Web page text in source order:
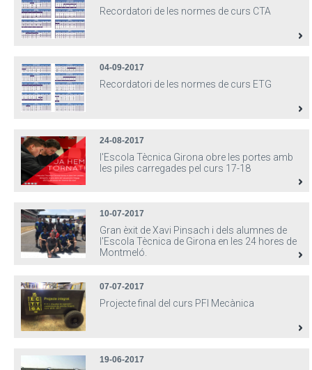
Recordatori de les normes de curs CTA
04-09-2017
Recordatori de les normes de curs ETG
24-08-2017
l'Escola Tècnica Girona obre les portes amb
les piles carregades pel curs 17-18
10-07-2017
Gran èxit de Xavi Pinsach i dels alumnes de
l'Escola Tècnica de Girona en les 24 hores de
Montmeló.
07-07-2017
Projecte final del curs PFI Mecànica
19-06-2017